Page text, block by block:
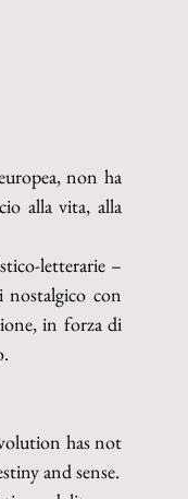
non ha
alla vita, alla
letterarie –
nostalgico con
in forza di
has not
and sense.